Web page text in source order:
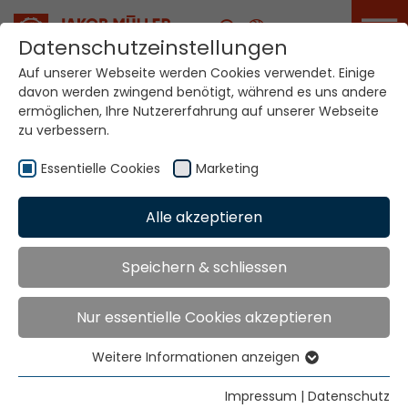
Karriere
Ihre Welt. Unsere
Technologien.
Home Burundi
Globale Präsenz
Texbevfra Consult Ltd.
9th Floor Bruce House
Standard Street
Nairobi
Datenschutzeinstellungen
Auf unserer Webseite werden Cookies verwendet. Einige
davon werden zwingend benötigt, während es uns andere
ermöglichen, Ihre Nutzererfahrung auf unserer Webseite
zu verbessern.
Essentielle Cookies Marketing
Alle akzeptieren
Speichern & schliessen
Nur essentielle Cookies akzeptieren
Essentielle Cookies
Essentielle Cookies werden für grundlegende
Weitere Informationen anzeigen
Impressum | Datenschutz